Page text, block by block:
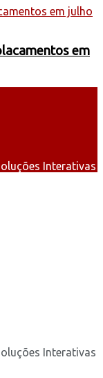
em
Interativas
Interativas